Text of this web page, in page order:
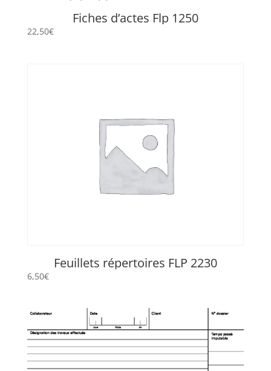
Fiches d’actes Flp 1250
22,50€
Feuillets répertoires FLP 2230
6,50€